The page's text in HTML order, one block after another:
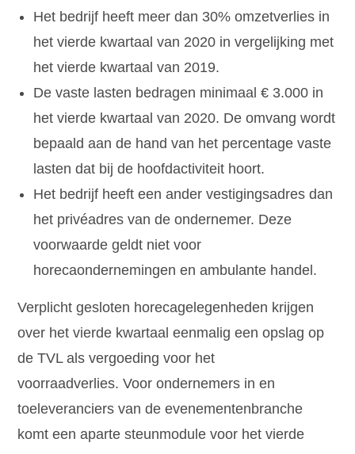
Het bedrijf heeft meer dan 30% omzetverlies in
het vierde kwartaal van 2020 in vergelijking met
het vierde kwartaal van 2019.
De vaste lasten bedragen minimaal € 3.000 in
het vierde kwartaal van 2020. De omvang wordt
bepaald aan de hand van het percentage vaste
lasten dat bij de hoofdactiviteit hoort.
Het bedrijf heeft een ander vestigingsadres dan
het privéadres van de ondernemer. Deze
voorwaarde geldt niet voor
horecaondernemingen en ambulante handel.
Verplicht gesloten horecagelegenheden krijgen
over het vierde kwartaal eenmalig een opslag op
de TVL als vergoeding voor het
voorraadverlies. Voor ondernemers in en
toeleveranciers van de evenementenbranche
komt een aparte steunmodule voor het vierde